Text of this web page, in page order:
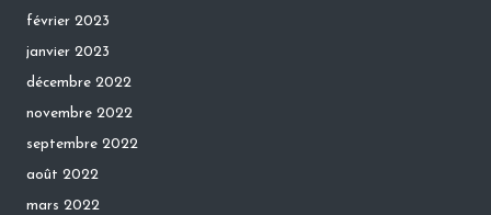
février 2023
janvier 2023
décembre 2022
novembre 2022
septembre 2022
août 2022
mars 2022